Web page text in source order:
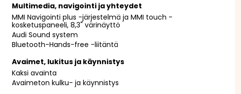
Multimedia, navigointi ja yhteydet
MMI Navigointi plus -järjestelmä ja MMI touch -
kosketuspaneeli, 8,3" värinäyttö
Audi Sound system
Bluetooth-Hands-free -liitäntä
Avaimet, lukitus ja käynnistys
Kaksi avainta
Avaimeton kulku- ja käynnistys